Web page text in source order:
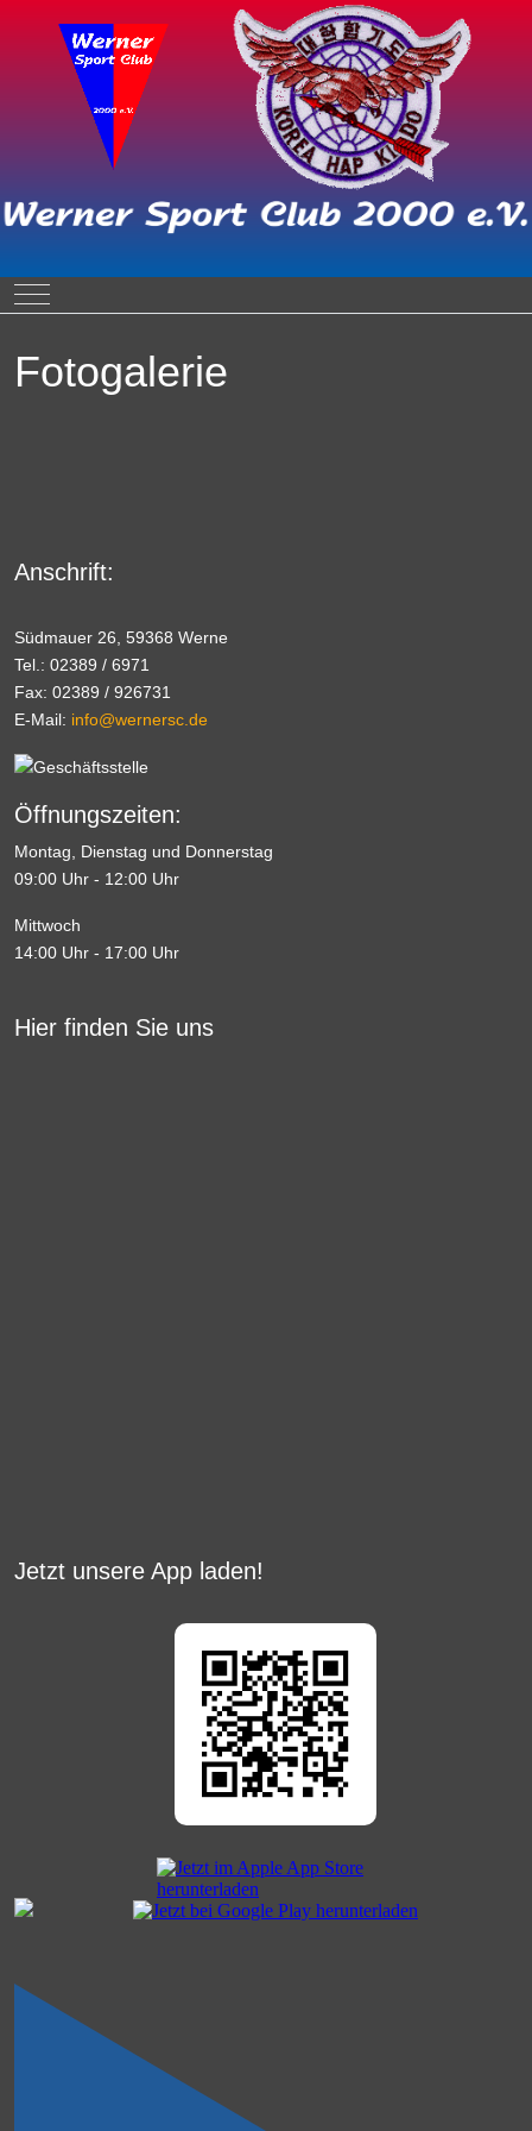
Mobile Menu Toggle
Fotogalerie
Anschrift:
Südmauer 26, 59368 Werne
Tel.: 02389 / 6971
Fax: 02389 / 926731
E-Mail: info@wernersc.de
Öffnungszeiten:
Montag, Dienstag und Donnerstag
09:00 Uhr - 12:00 Uhr
Mittwoch
14:00 Uhr - 17:00 Uhr
Hier finden Sie uns
Jetzt unsere App laden!